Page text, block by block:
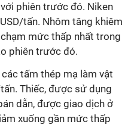
phiên trước đó. Niken
tấn. Nhôm tăng khiêm
mức thấp nhất trong
phiên trước đó.
tấm thép mạ làm vật
Thiếc, được sử dụng
dẫn, được giao dịch ở
xuống gần mức thấp